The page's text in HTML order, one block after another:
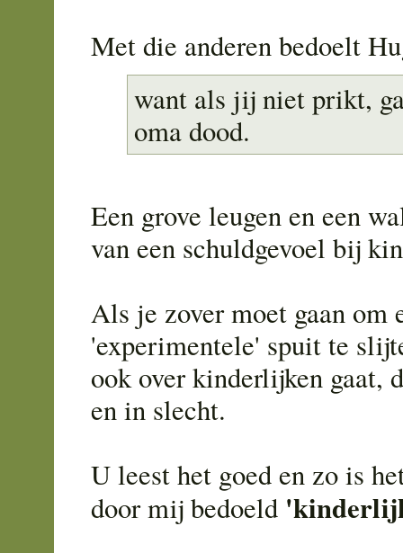
Met die anderen bedoelt
want als jij niet prikt,
oma dood.
Een grove leugen en een
van een schuldgevoel bij
Als je zover moet gaan om
'experimentele' spuit te
ook over kinderlijken gaat,
en in slecht.
U leest het goed en zo is
door mij bedoeld